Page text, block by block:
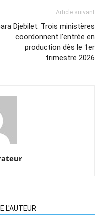
Article suivant
Djebilet: Trois ministères
coordonnent l’entrée en
production dès le 1er
trimestre 2026
L'AUTEUR